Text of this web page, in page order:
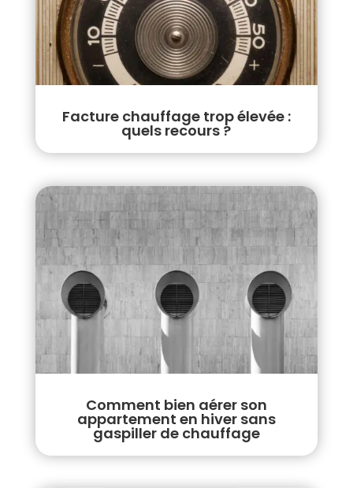
Facture chauffage trop élevée :
quels recours ?
Comment bien aérer son
appartement en hiver sans
gaspiller de chauffage